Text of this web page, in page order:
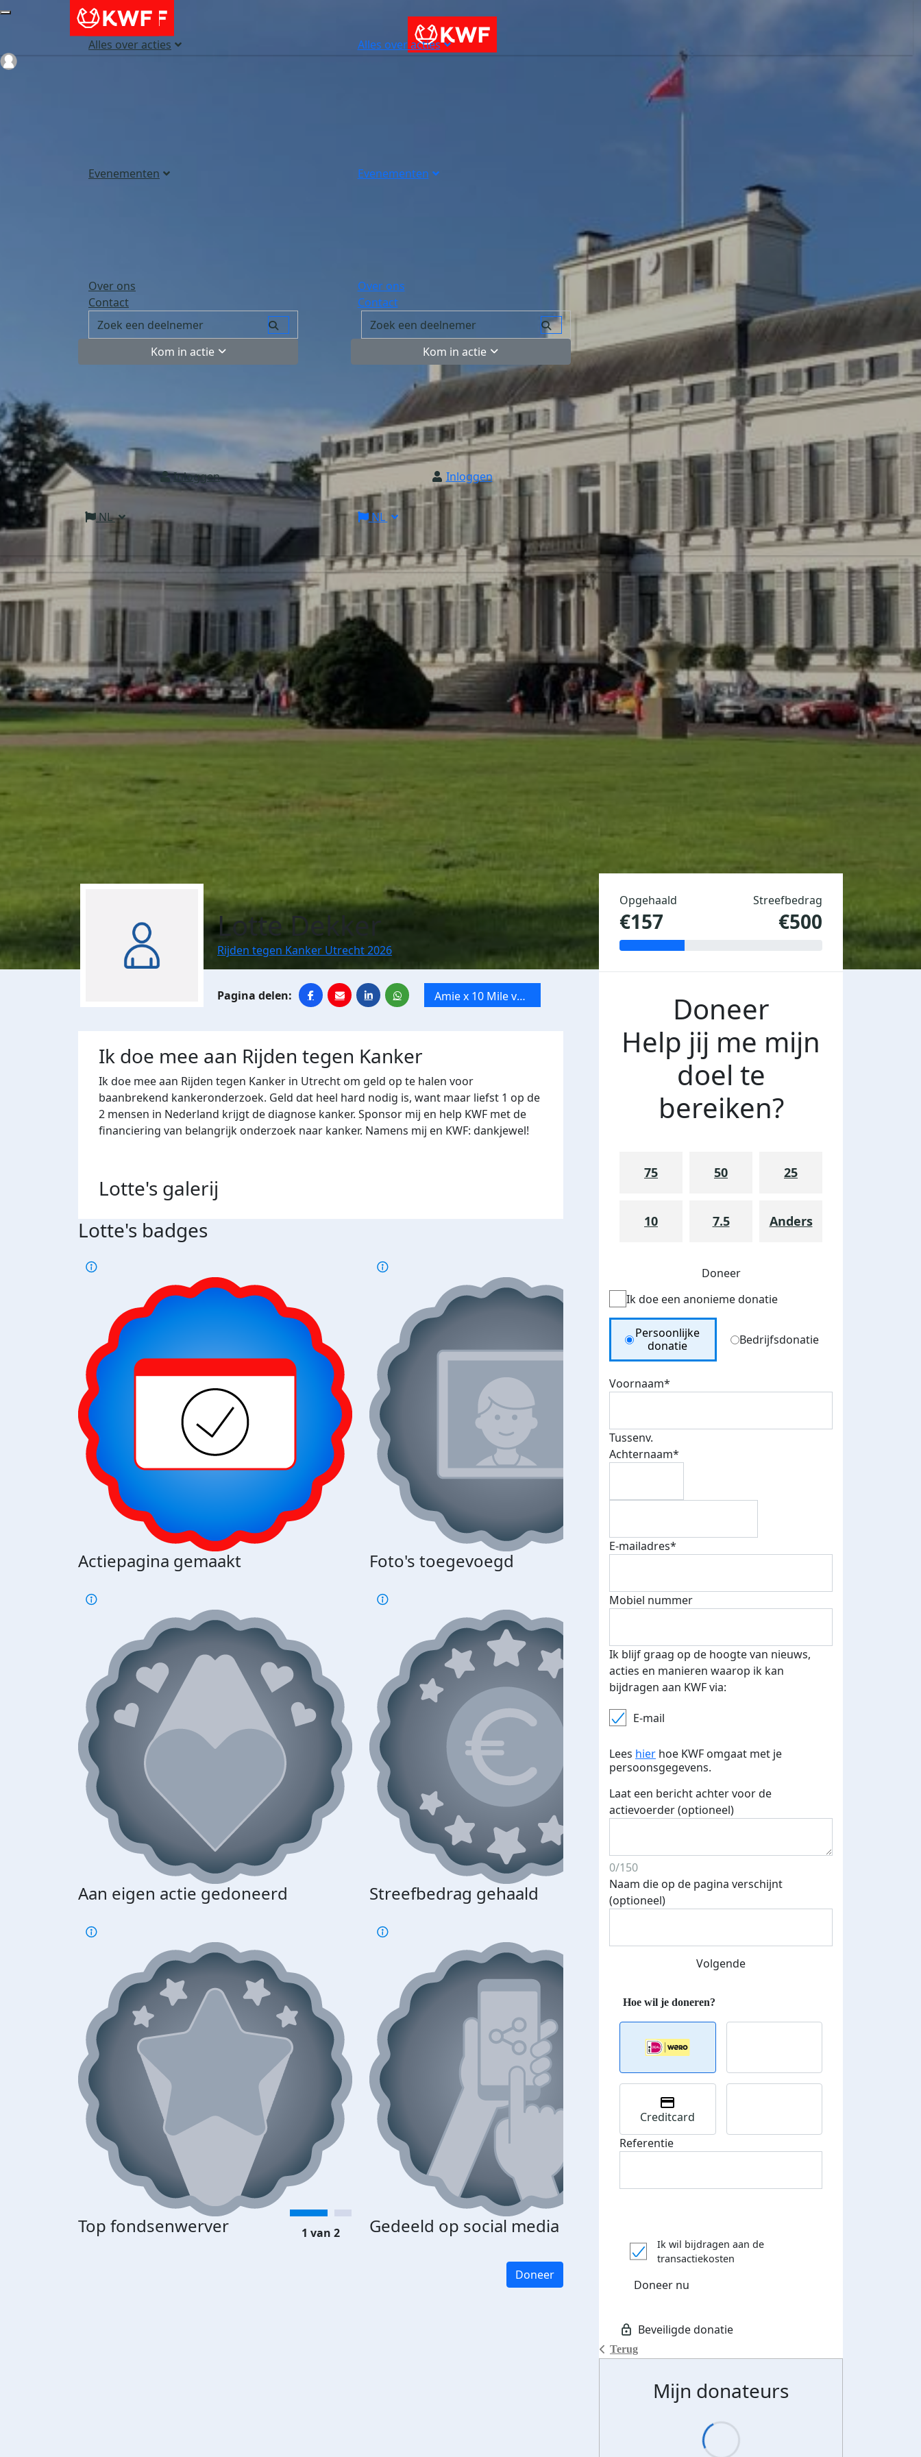
Alles over acties
Evenementen
Over ons
Contact
Kom in actie
Inloggen
NL
Alles over acties
Evenementen
Over ons
Contact
Kom in actie
Inloggen
NL
Lotte Dekker
Rijden tegen Kanker Utrecht 2026
Amie x 10 Mile van
Utrecht
Ik doe mee aan Rijden tegen Kanker
Ik doe mee aan Rijden tegen Kanker in Utrecht om geld op te halen voor
baanbrekend kankeronderzoek. Geld dat heel hard nodig is, want maar liefst 1 op de
2 mensen in Nederland krijgt de diagnose kanker. Sponsor mij en help KWF met de
financiering van belangrijk onderzoek naar kanker. Namens mij en KWF: dankjewel!
Lotte's galerij
Lotte's badges
Actiepagina gemaakt Foto's toegevoegd E-mails verstuurd
Aan eigen actie gedoneerd Streefbedrag gehaald Streefbedrag verhoogd
Top fondsenwerver Gedeeld op social media
Top fondsenwerver
1 van 2
Doneer
Opgehaald
€157
Streefbedrag
€500
Doneer
Help jij me mijn
doel te
bereiken?
75 50 25
10 7.5 Anders
Doneer
Ik doe een anonieme donatie
Donation Type
Persoonlijke
donatie
Bedrijfsdonatie
Voornaam*
Tussenv.
Achternaam*
E-mailadres*
Mobiel nummer
Ik blijf graag op de hoogte van nieuws,
acties en manieren waarop ik kan
bijdragen aan KWF via:
E-mail
Lees hier hoe KWF omgaat met je
persoonsgegevens.
Laat een bericht achter voor de
actievoerder (optioneel)
0/150
Naam die op de pagina verschijnt
(optioneel)
Volgende
Terug
Creditcard
Referentie
Ik wil bijdragen aan de
transactiekosten
Doneer nu
Mijn donateurs